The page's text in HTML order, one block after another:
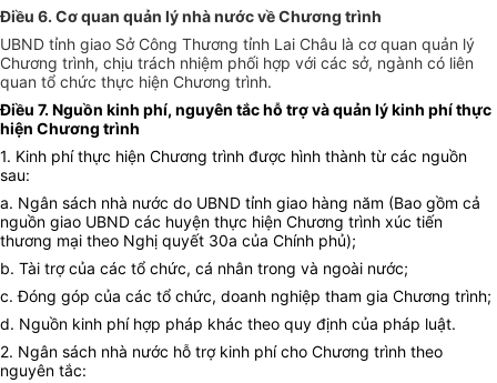
Điều 6. Cơ quan quản lý nhà nước về Chương trình
UBND tỉnh giao Sở Công Thương tỉnh Lai Châu là cơ quan quản lý
Chương trình, chịu trách nhiệm phối hợp với các sở, ngành có liên
quan tổ chức thực hiện Chương trình.
Điều 7. Nguồn kinh phí, nguyên tắc hỗ trợ và quản lý kinh phí thực
hiện Chương trình
1. Kinh phí thực hiện Chương trình được hình thành từ các nguồn
sau:
a. Ngân sách nhà nước do UBND tỉnh giao hàng năm (Bao gồm cả
nguồn giao UBND các huyện thực hiện Chương trình xúc tiến
thương mại theo Nghị quyết 30a của Chính phủ);
b. Tài trợ của các tổ chức, cá nhân trong và ngoài nước;
c. Đóng góp của các tổ chức, doanh nghiệp tham gia Chương trình;
d. Nguồn kinh phí hợp pháp khác theo quy định của pháp luật.
2. Ngân sách nhà nước hỗ trợ kinh phí cho Chương trình theo
nguyên tắc: